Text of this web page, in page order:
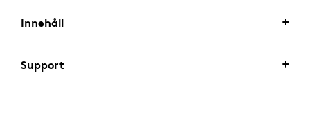
Innehåll
Support